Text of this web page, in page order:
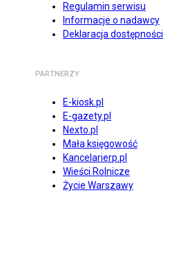
Regulamin serwisu
Informacje o nadawcy
Deklaracja dostępności
PARTNERZY
E-kiosk.pl
E-gazety.pl
Nexto.pl
Mała księgowość
Kancelarierp.pl
Wieści Rolnicze
Życie Warszawy